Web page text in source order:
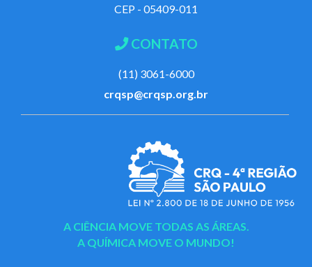
CEP - 05409-011
CONTATO
(11) 3061-6000
crqsp@crqsp.org.br
A CIÊNCIA MOVE TODAS AS ÁREAS.
A QUÍMICA MOVE O MUNDO!